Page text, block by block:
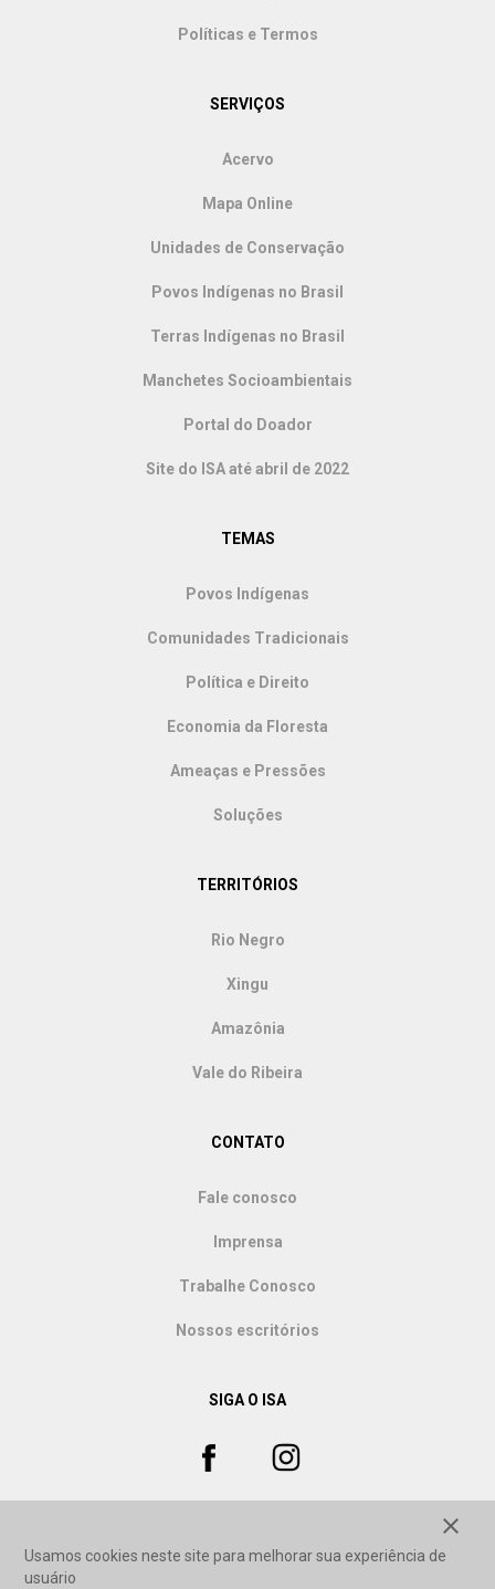
Políticas e Termos
SERVIÇOS
Acervo
Mapa Online
Unidades de Conservação
Povos Indígenas no Brasil
Terras Indígenas no Brasil
Manchetes Socioambientais
Portal do Doador
Site do ISA até abril de 2022
TEMAS
Povos Indígenas
Comunidades Tradicionais
Política e Direito
Economia da Floresta
Ameaças e Pressões
Soluções
TERRITÓRIOS
Rio Negro
Xingu
Amazônia
Vale do Ribeira
CONTATO
Fale conosco
Imprensa
Trabalhe Conosco
Nossos escritórios
SIGA O ISA
Usamos cookies neste site para melhorar sua experiência de
usuário
close